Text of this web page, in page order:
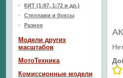
КИТ (1:87, 1:72 и др.)
Стеллажи и боксы
Разное
Модели других
масштабов
МотоТехника
Комиссионные модели